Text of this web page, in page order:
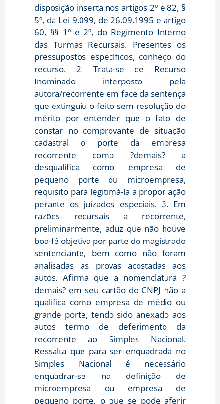
disposição inserta nos artigos 2º e 82, §
5º, da Lei 9.099, de 26.09.1995 e artigo
60, §§ 1º e 2º, do Regimento Interno
das Turmas Recursais. Presentes os
pressupostos específicos, conheço do
recurso. 2. Trata-se de Recurso
Inominado interposto pela
autora/recorrente em face da sentença
que extinguiu o feito sem resolução do
mérito por entender que o fato de
constar no comprovante de situação
cadastral o porte da empresa
recorrente como ?demais? a
desqualifica como empresa de
pequeno porte ou microempresa,
requisito para legitimá-la a propor ação
perante os juizados especiais. 3. Em
razões recursais a recorrente,
preliminarmente, aduz que não houve
boa-fé objetiva por parte do magistrado
sentenciante, bem como não foram
analisadas as provas acostadas aos
autos. Afirma que a nomenclatura ?
demais? em seu cartão do CNPJ não a
qualifica como empresa de médio ou
grande porte, tendo sido anexado aos
autos termo de deferimento da
recorrente ao Simples Nacional.
Ressalta que para ser enquadrada no
Simples Nacional é necessário
enquadrar-se na definição de
microempresa ou empresa de
pequeno porte, o que se pode aferir